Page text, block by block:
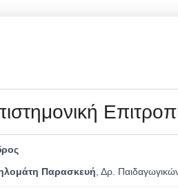
Παρασκευή , Δρ.